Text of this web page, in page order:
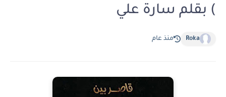
) بقلم سارة علي
Roka منذ عام